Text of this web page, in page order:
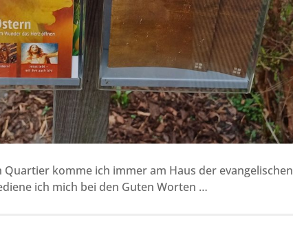
Quartier komme ich immer am Haus der evangelischen
ich mich bei den Guten Worten …